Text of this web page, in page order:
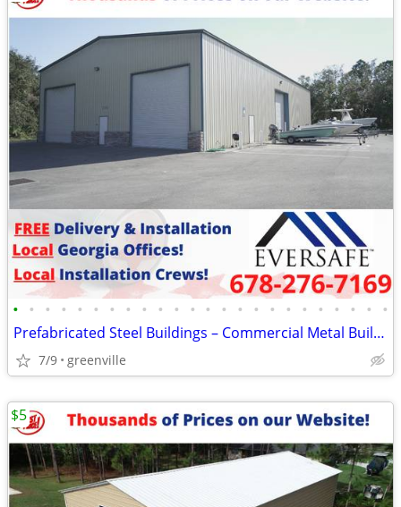
• • • • • • • • • • • • • • • • • • • • • • • •
Prefabricated Steel Buildings – Commercial Metal Buildings
7/9 greenville
$5